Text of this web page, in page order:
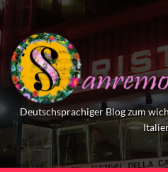
Skip
to
content
Deutschsprachiger Blog zum